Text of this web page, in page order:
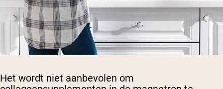
Het wordt niet aanbevolen om